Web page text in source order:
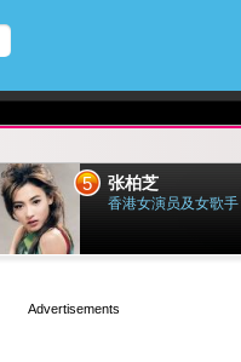
5 张柏芝
香港女演员及女歌手